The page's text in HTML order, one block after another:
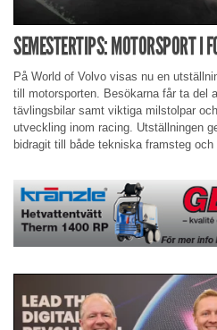
SEMESTERTIPS: MOTORSPORT I
På World of Volvo visas nu en
till motorsporten. Besökarna får ta del
tävlingsbilar samt viktiga milstolpar
utveckling inom racing. Utställningen
bidragit till både tekniska framsteg och